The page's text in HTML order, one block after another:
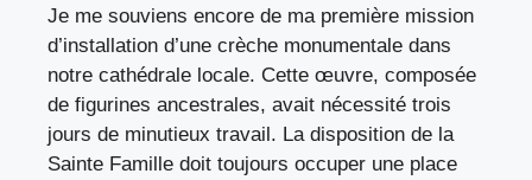
Je me souviens encore de ma première mission
d’installation d’une crèche monumentale dans
notre cathédrale locale. Cette œuvre, composée
de figurines ancestrales, avait nécessité trois
jours de minutieux travail. La disposition de la
Sainte Famille doit toujours occuper une place